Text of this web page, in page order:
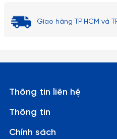
trong thời gian dài
Dùng để đựng
khác, giúp giữ cho
Giao hàng TP.HCM và
Thông tin liên hệ
Thông tin
Chính sách